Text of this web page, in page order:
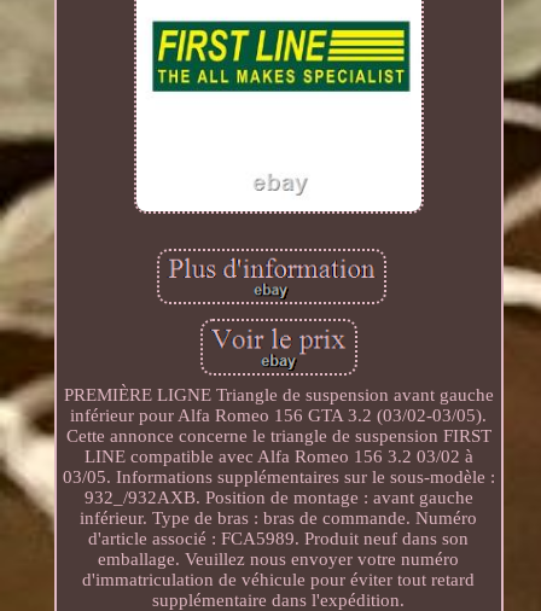
PREMIÈRE LIGNE Triangle de suspension avant gauche
inférieur pour Alfa Romeo 156 GTA 3.2 (03/02-03/05).
Cette annonce concerne le triangle de suspension FIRST
LINE compatible avec Alfa Romeo 156 3.2 03/02 à
03/05. Informations supplémentaires sur le sous-modèle :
932_/932AXB. Position de montage : avant gauche
inférieur. Type de bras : bras de commande. Numéro
d'article associé : FCA5989. Produit neuf dans son
emballage. Veuillez nous envoyer votre numéro
d'immatriculation de véhicule pour éviter tout retard
supplémentaire dans l'expédition.